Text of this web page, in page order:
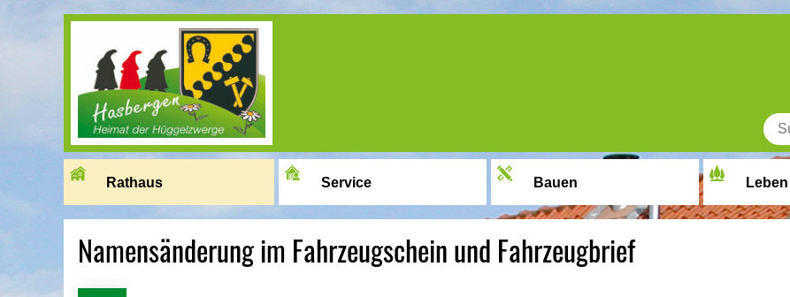
Rathaus Service Bauen Leben
Namensänderung im Fahrzeugschein und Fahrzeugbrief